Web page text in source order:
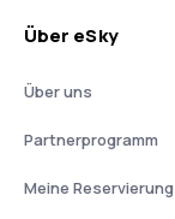
Über eSky
Über uns
Partnerprogramm
Meine Reservierung